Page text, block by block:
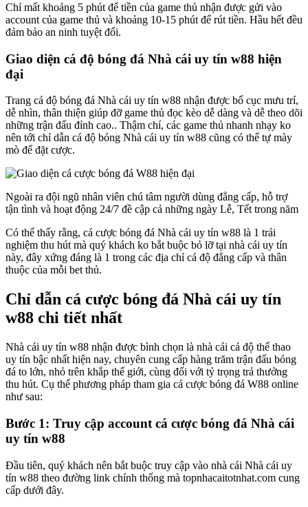
Chỉ mất khoảng 5 phút để tiền của game thủ nhận được gửi vào
account của game thủ và khoảng 10-15 phút để rút tiền. Hầu hết đều
đảm bảo an ninh tuyệt đối.
Giao diện cá độ bóng đá Nhà cái uy tín w88 hiện
đại
Trang cá độ bóng đá Nhà cái uy tín w88 nhận được bố cục mưu trí,
dễ nhìn, thân thiện giúp đỡ game thủ đọc kèo dễ dàng và dễ theo dõi
những trận đấu đỉnh cao.. Thậm chí, các game thủ nhanh nhạy ko
nên tới chỉ dẫn cá độ bóng Nhà cái uy tín w88 cũng có thể tự mày
mò để đặt cược.
Ngoài ra đội ngũ nhân viên chú tâm người dùng đẳng cấp, hỗ trợ
tận tình và hoạt động 24/7 đề cập cả những ngày Lễ, Tết trong năm
Có thể thấy rằng, cá cược bóng đá Nhà cái uy tín w88 là 1 trải
nghiệm thu hút mà quý khách ko bắt buộc bỏ lỡ tại nhà cái uy tín
này, đây xứng đáng là 1 trong các địa chỉ cá độ đẳng cấp và thân
thuộc của mỗi bet thủ.
Chỉ dẫn cá cược bóng đá Nhà cái uy tín
w88 chi tiết nhất
Nhà cái uy tín w88 nhận được bình chọn là nhà cái cá độ thể thao
uy tín bậc nhất hiện nay, chuyên cung cấp hàng trăm trận đấu bóng
đá to lớn, nhỏ trên khắp thế giới, cùng đối với tỷ trọng trả thưởng
thu hút. Cụ thể phương pháp tham gia cá cược bóng đá W88 online
như sau:
Bước 1: Truy cập account cá cược bóng đá Nhà cái
uy tín w88
Đầu tiên, quý khách nên bắt buộc truy cập vào nhà cái Nhà cái uy
tín w88 theo đường link chính thống mà topnhacaitotnhat.com cung
cấp dưới đây.